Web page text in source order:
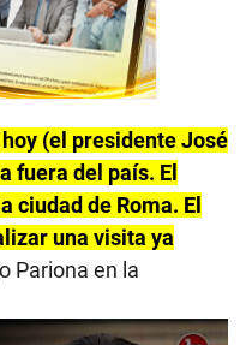
(el presidente José
fuera del país. El
ciudad de Roma. El
una visita ya
Pariona en la